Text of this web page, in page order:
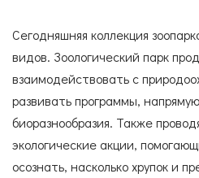
Сегодняшняя коллекция
видов. Зоологический парк
взаимодействовать с
развивать программы,
биоразнообразия. Также
экологические акции,
осознать, насколько хрупок и